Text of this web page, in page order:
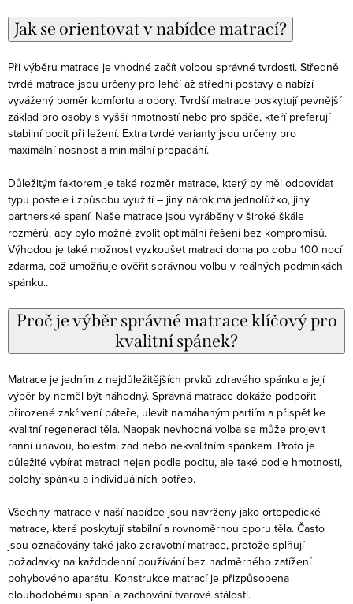
Jak se orientovat v nabídce matrací?
Při výběru matrace je vhodné začít volbou správné tvrdosti. Středně
tvrdé matrace jsou určeny pro lehčí až střední postavy a nabízí
vyvážený poměr komfortu a opory. Tvrdší matrace poskytují pevnější
základ pro osoby s vyšší hmotností nebo pro spáče, kteří preferují
stabilní pocit při ležení. Extra tvrdé varianty jsou určeny pro
maximální nosnost a minimální propadání.
Důležitým faktorem je také rozměr matrace, který by měl odpovídat
typu postele i způsobu využití – jiný nárok má jednolůžko, jiný
partnerské spaní. Naše matrace jsou vyráběny v široké škále
rozměrů, aby bylo možné zvolit optimální řešení bez kompromisů.
Výhodou je také možnost vyzkoušet matraci doma po dobu 100 nocí
zdarma, což umožňuje ověřit správnou volbu v reálných podmínkách
spánku..
Proč je výběr správné matrace klíčový pro
kvalitní spánek?
Matrace je jedním z nejdůležitějších prvků zdravého spánku a její
výběr by neměl být náhodný. Správná matrace dokáže podpořit
přirozené zakřivení páteře, ulevit namáhaným partiím a přispět ke
kvalitní regeneraci těla. Naopak nevhodná volba se může projevit
ranní únavou, bolestmi zad nebo nekvalitním spánkem. Proto je
důležité vybírat matraci nejen podle pocitu, ale také podle hmotnosti,
polohy spánku a individuálních potřeb.
Všechny matrace v naší nabídce jsou navrženy jako ortopedické
matrace, které poskytují stabilní a rovnoměrnou oporu těla. Často
jsou označovány také jako zdravotní matrace, protože splňují
požadavky na každodenní používání bez nadměrného zatížení
pohybového aparátu. Konstrukce matrací je přizpůsobena
dlouhodobému spaní a zachování tvarové stálosti.